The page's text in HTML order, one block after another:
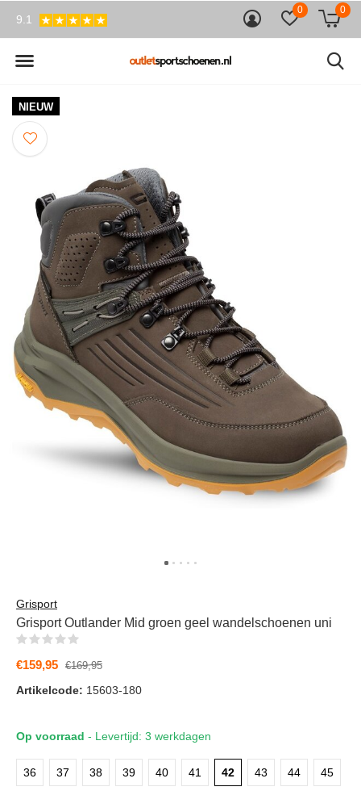
0 0
9.1
NIEUW
Grisport
Grisport Outlander Mid groen geel wandelschoenen uni
€159,95 €169,95
Artikelcode: 15603-180
Op voorraad - Levertijd: 3 werkdagen
36 37 38 39 40 41 42 43 44 45